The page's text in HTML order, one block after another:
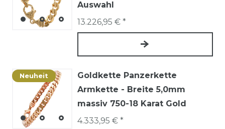
Auswahl
13.226,95 € *
Neuheit
Goldkette Panzerkette
Armkette - Breite 5,0mm
massiv 750-18 Karat Gold
4.333,95 € *